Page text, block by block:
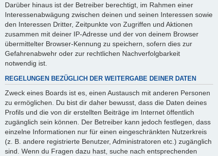
Darüber hinaus ist der Betreiber berechtigt, im Rahmen einer
Interessenabwägung zwischen deinen und seinen Interessen sowie
den Interessen Dritter, Zeitpunkte von Zugriffen und Aktionen
zusammen mit deiner IP-Adresse und der von deinem Browser
übermittelter Browser-Kennung zu speichern, sofern dies zur
Gefahrenabwehr oder zur rechtlichen Nachverfolgbarkeit
notwendig ist.
REGELUNGEN BEZÜGLICH DER WEITERGABE DEINER DATEN
Zweck eines Boards ist es, einen Austausch mit anderen Personen
zu ermöglichen. Du bist dir daher bewusst, dass die Daten deines
Profils und die von dir erstellten Beiträge im Internet öffentlich
zugänglich sein können. Der Betreiber kann jedoch festlegen, dass
einzelne Informationen nur für einen eingeschränkten Nutzerkreis
(z. B. andere registrierte Benutzer, Administratoren etc.) zugänglich
sind. Wenn du Fragen dazu hast, suche nach entsprechenden